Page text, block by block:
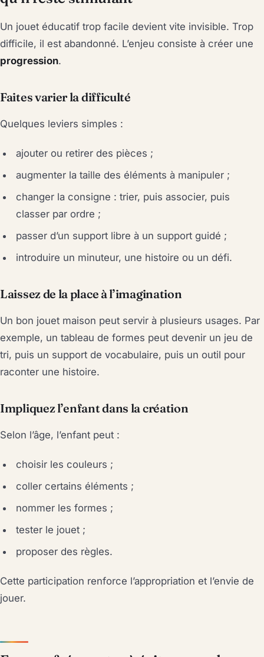
Un jouet éducatif trop facile devient vite invisible. Trop
difficile, il est abandonné. L’enjeu consiste à créer une
progression.
Faites varier la difficulté
Quelques leviers simples :
ajouter ou retirer des pièces ;
augmenter la taille des éléments à manipuler ;
changer la consigne : trier, puis associer, puis
classer par ordre ;
passer d’un support libre à un support guidé ;
introduire un minuteur, une histoire ou un défi.
Laissez de la place à l’imagination
Un bon jouet maison peut servir à plusieurs usages. Par
exemple, un tableau de formes peut devenir un jeu de
tri, puis un support de vocabulaire, puis un outil pour
raconter une histoire.
Impliquez l’enfant dans la création
Selon l’âge, l’enfant peut :
choisir les couleurs ;
coller certains éléments ;
nommer les formes ;
tester le jouet ;
proposer des règles.
Cette participation renforce l’appropriation et l’envie de
jouer.